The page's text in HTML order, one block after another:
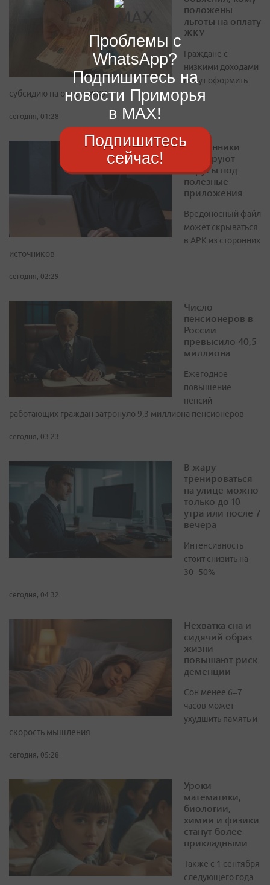
положены
льготы на оплату
ЖКУ
Граждане с
низкими доходами
могут оформить
субсидию на оплату ЖКУ
сегодня, 01:28
Мошенники
маскируют
вирусы под
полезные
приложения
Вредоносный файл
может скрываться
в APK из сторонних
источников
сегодня, 02:29
Число
пенсионеров в
России
превысило 40,5
миллиона
Ежегодное
повышение
пенсий
работающих граждан затронуло 9,3 миллиона пенсионеров
сегодня, 03:23
В жару
тренироваться
на улице можно
только до 10
утра или после 7
вечера
Интенсивность
стоит снизить на
30–50%
сегодня, 04:32
Нехватка сна и
сидячий образ
жизни
повышают риск
деменции
Сон менее 6–7
часов может
ухудшить память и
скорость мышления
сегодня, 05:28
Уроки
математики,
биологии,
химии и физики
станут более
прикладными
Также с 1 сентября
следующего года
Проблемы с
WhatsApp?
Подпишитесь на
новости Приморья
в MAX!
Подпишитесь
сейчас!